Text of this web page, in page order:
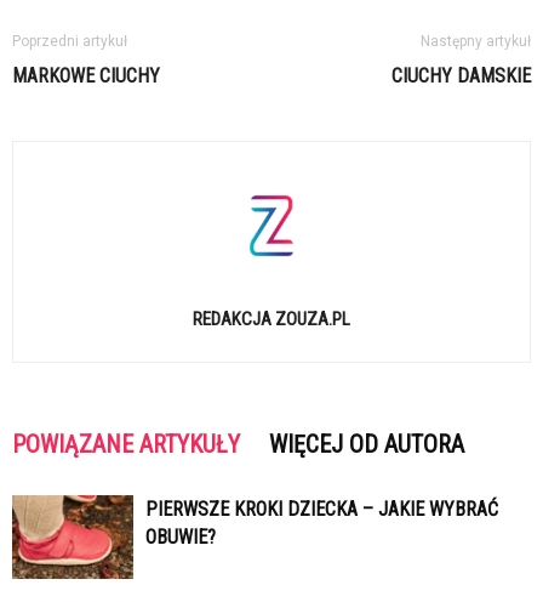
Poprzedni artykuł
MARKOWE CIUCHY
Następny artykuł
CIUCHY DAMSKIE
REDAKCJA ZOUZA.PL
POWIĄZANE ARTYKUŁY WIĘCEJ OD AUTORA
PIERWSZE KROKI DZIECKA – JAKIE WYBRAĆ
OBUWIE?